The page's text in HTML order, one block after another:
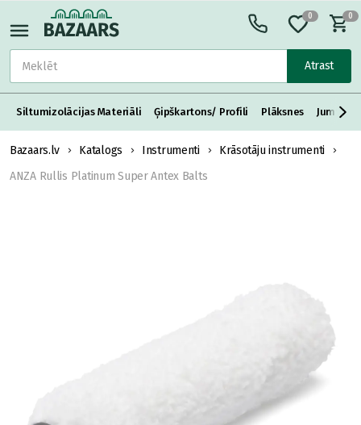
Atrast
0 0
Siltumizolācijas Materiāli Ģipškartons/ Profili Plāksnes Jumta
Bazaars.lv Katalogs Instrumenti
Krāsotāju instrumenti
ANZA Rullis Platinum Super Antex Balts